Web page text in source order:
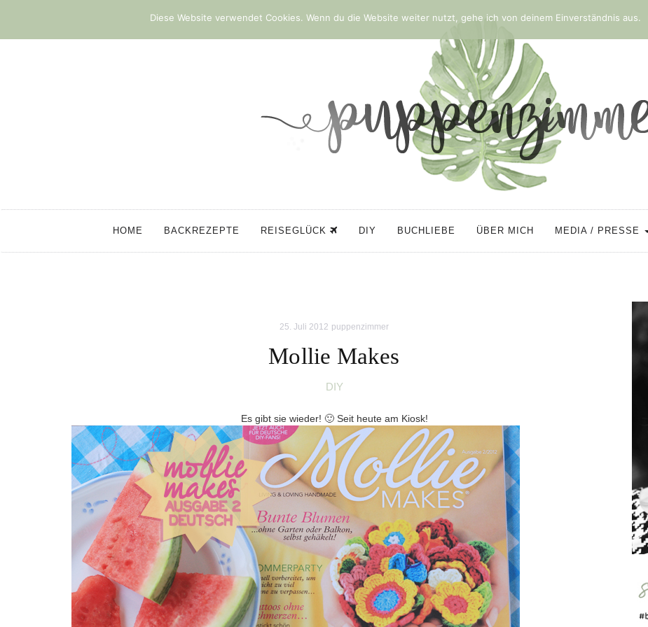
HOME BACKREZEPTE REISEGLÜCK DIY BUCHLIEBE ÜBER MICH MEDIA / PRESSE
25. Juli 2012 puppenzimmer
Mollie Makes
DIY
Es gibt sie wieder! 🙂 Seit heute am Kiosk!
Diese Website verwendet Cookies. Wenn du die Website weiter nutzt, gehe ich von deinem Einverständnis aus.